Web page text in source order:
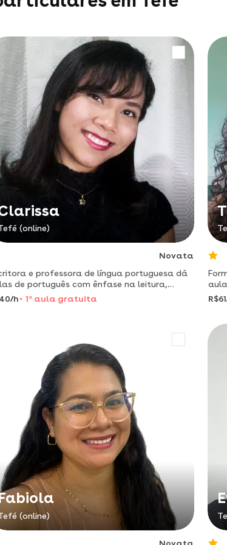
(online)
Novata
e professora de língua portuguesa dá
de português com ênfase na leitura,
e interpretação textual.
h 1 a aula gratuita
(online)
Novata